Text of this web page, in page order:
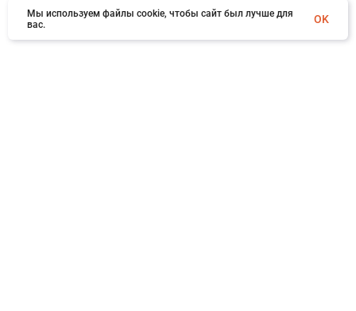
Мы используем файлы cookie, чтобы сайт был лучше для
вас.
OK